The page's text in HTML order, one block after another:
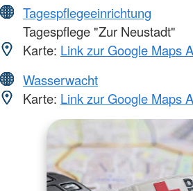
Tagespflegeeinrichtung
Tagespflege "Zur Neustadt"
Karte: Link zur Google Maps
Wasserwacht
Karte: Link zur Google Maps